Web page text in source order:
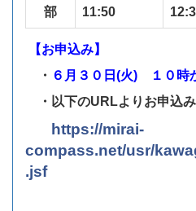
部
11:50
【お申込み】
・ ６月３０日(火) １０時
・以下のURLよりお申込み
https://mirai-
compass.net/usr/
.jsf